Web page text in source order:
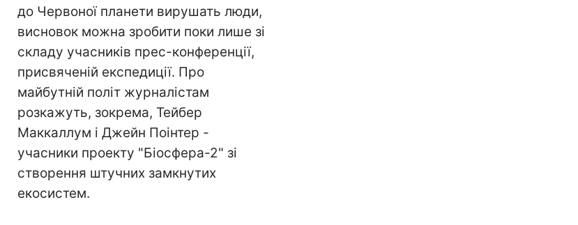
до Червоної планети вирушать люди,
висновок можна зробити поки лише зі
складу учасників прес-конференції,
присвяченій експедиції. Про
майбутній політ журналістам
розкажуть, зокрема, Тейбер
Маккаллум і Джейн Поінтер -
учасники проекту "Біосфера-2" зі
створення штучних замкнутих
екосистем.